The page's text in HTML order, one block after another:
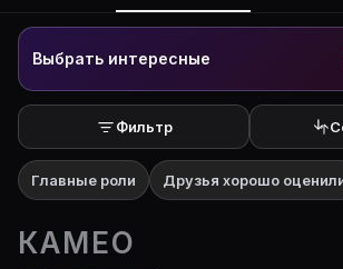
Выбрать интересные
Фильтр
Главные роли Друзья хорошо
КАМЕО